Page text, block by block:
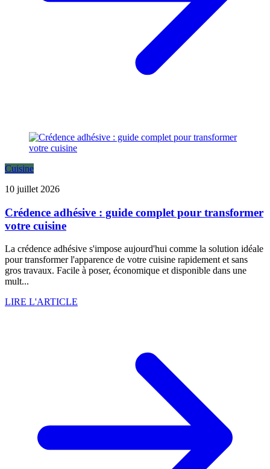
Cuisine
10 juillet 2026
Crédence adhésive : guide complet pour transformer
votre cuisine
La crédence adhésive s'impose aujourd'hui comme la solution idéale
pour transformer l'apparence de votre cuisine rapidement et sans
gros travaux. Facile à poser, économique et disponible dans une
mult...
LIRE L'ARTICLE